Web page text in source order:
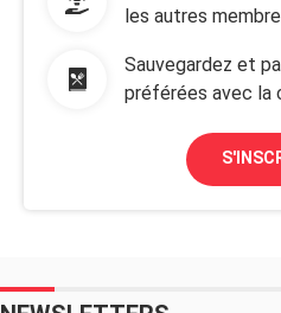
les autres
Sauvegardez et
préférées avec la